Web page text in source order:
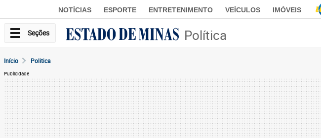
NOTÍCIAS ESPORTE ENTRETENIMENTO VEÍCULOS IMÓVEIS
Seções Política
Início Politica
Publicidade